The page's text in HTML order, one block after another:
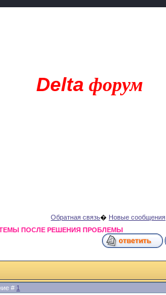
Delta форум
Обратная связь� Новые сообщения
ПОСЛЕ РЕШЕНИЯ ПРОБЛЕМЫ
# 1